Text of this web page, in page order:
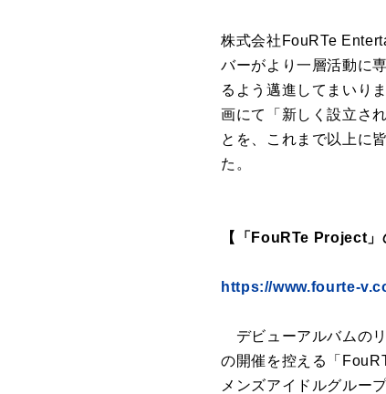
株式会社FouRTe
バーがより一層活動に
るよう邁進してまいり
画にて「新しく設立さ
とを、これまで以上に
た。
【「FouRTe Project
https://www.fourte-
デビューアルバムの
の開催を控える「
メンズアイドルグルー